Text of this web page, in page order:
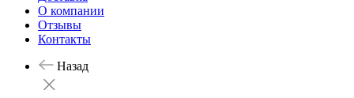
О компании
Отзывы
Контакты
Назад